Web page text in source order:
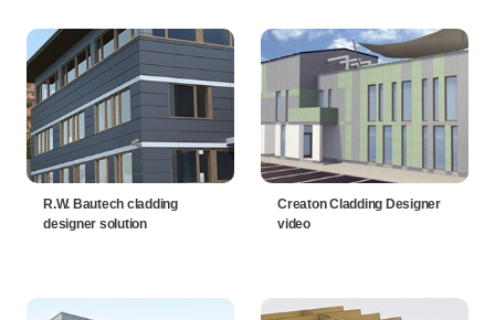
R.W. Bautech cladding
designer solution
Creaton Cladding Designer
video